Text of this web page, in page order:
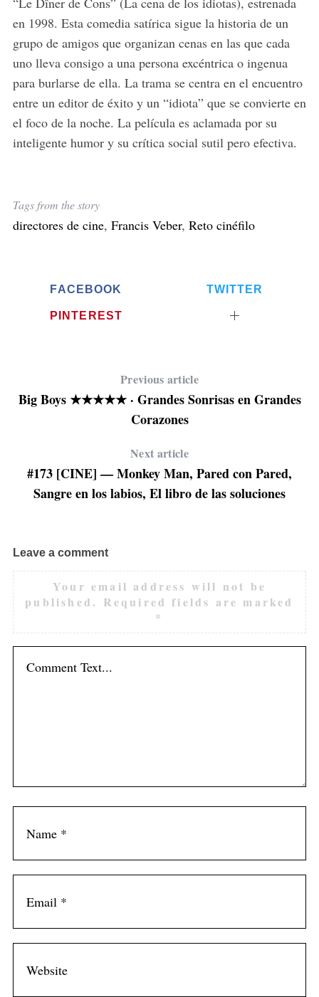
en 1998. Esta comedia satírica sigue la historia de un
grupo de amigos que organizan cenas en las que cada
uno lleva consigo a una persona excéntrica o ingenua
para burlarse de ella. La trama se centra en el encuentro
entre un editor de éxito y un “idiota” que se convierte en
el foco de la noche. La película es aclamada por su
inteligente humor y su crítica social sutil pero efectiva.
Tags from the story
directores de cine, Francis Veber, Reto cinéfilo
FACEBOOK TWITTER
PINTEREST
Previous article
Big Boys ★★★★★ · Grandes Sonrisas en Grandes
Corazones
Next article
#173 [CINE] — Monkey Man, Pared con Pared,
Sangre en los labios, El libro de las soluciones
Leave a comment
Your email address will not be
published. Required fields are marked
*